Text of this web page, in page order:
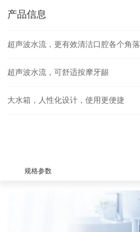
产品信息
超声波水流，更有效清洁口腔各个角落
超声波水流，可舒适按摩牙龈
大水箱，人性化设计，使用更便捷
规格参数